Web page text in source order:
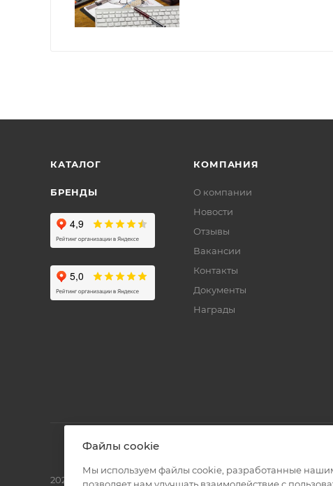
КАТАЛОГ
БРЕНДЫ
КОМПАНИЯ
О компании
Новости
Отзывы
Вакансии
Контакты
Документы
Награды
2026 © Полиграф кит - интернет-магазин
Файлы cookie
Мы используем файлы cookie, разработанные